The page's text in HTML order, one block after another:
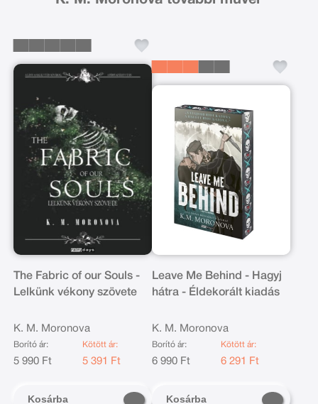
The Fabric of our Souls -
Lelkünk vékony szövete
K. M. Moronova
Borító ár:
5 990 Ft
Kötött ár:
5 391 Ft
Kosárba
Leave Me Behind - Hagyj
hátra - Éldekorált kiadás
K. M. Moronova
Borító ár:
6 990 Ft
Kötött ár:
6 291 Ft
Kosárba